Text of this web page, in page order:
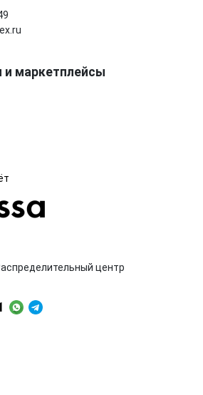
и маркетплейсы
центр